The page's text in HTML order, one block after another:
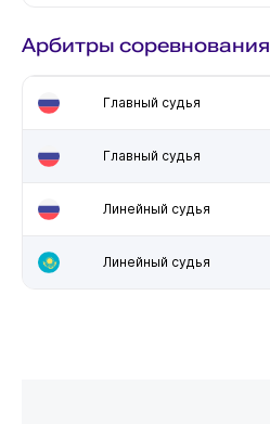
Арбитры соревнования
Главный судья
Главный судья
Линейный судья
Линейный судья